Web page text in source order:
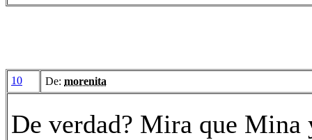
10 De: morenita
De verdad? Mira que Mina